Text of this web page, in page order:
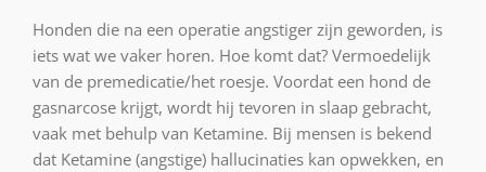
Honden die na een operatie angstiger zijn geworden, is
iets wat we vaker horen. Hoe komt dat? Vermoedelijk
van de premedicatie/het roesje. Voordat een hond de
gasnarcose krijgt, wordt hij tevoren in slaap gebracht,
vaak met behulp van Ketamine. Bij mensen is bekend
dat Ketamine (angstige) hallucinaties kan opwekken, en